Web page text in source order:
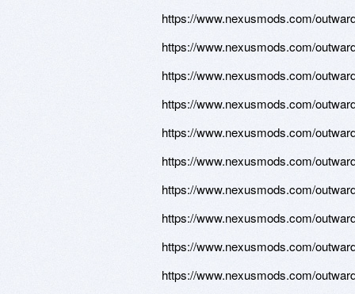
https://www.nexusmods.com/
https://www.nexusmods.com/
https://www.nexusmods.com/
https://www.nexusmods.com/
https://www.nexusmods.com/
https://www.nexusmods.com/
https://www.nexusmods.com/
https://www.nexusmods.com/
https://www.nexusmods.com/
https://www.nexusmods.com/